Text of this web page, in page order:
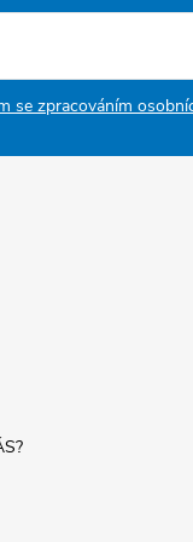
se zpracováním